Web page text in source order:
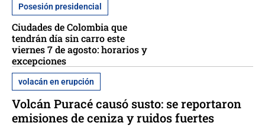
Posesión presidencial
Ciudades de Colombia que
tendrán día sin carro este
viernes 7 de agosto: horarios y
excepciones
volacán en erupción
Volcán Puracé causó susto: se reportaron
emisiones de ceniza y ruidos fuertes